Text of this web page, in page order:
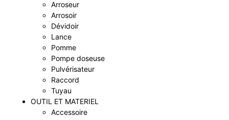
Arroseur
Arrosoir
Dévidoir
Lance
Pomme
Pompe doseuse
Pulvérisateur
Raccord
Tuyau
OUTIL ET MATERIEL
Accessoire